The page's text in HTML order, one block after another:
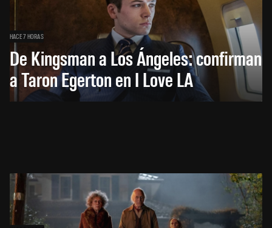
HACE 7 HORAS
De Kingsman a Los Ángeles: confirman
a Taron Egerton en I Love LA